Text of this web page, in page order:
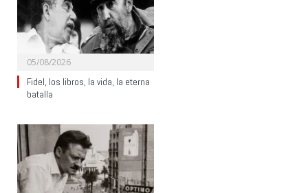
05/08/2026
Fidel, los libros, la vida, la eterna
batalla